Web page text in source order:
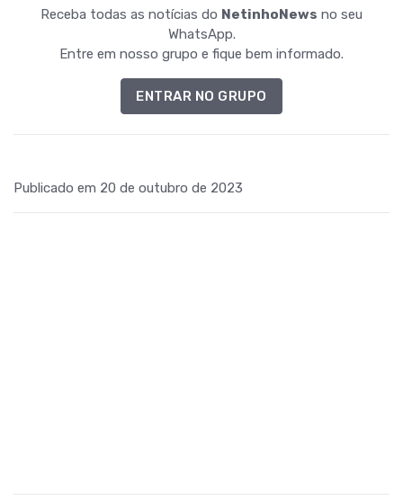
Receba todas as notícias do NetinhoNews no seu
WhatsApp.
Entre em nosso grupo e fique bem informado.
ENTRAR NO GRUPO
Publicado em 20 de outubro de 2023